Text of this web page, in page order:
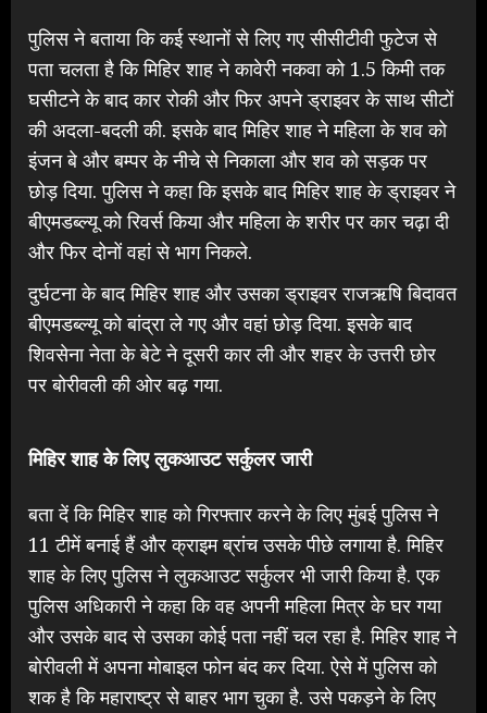
पुलिस ने बताया कि कई स्थानों से लिए गए सीसीटीवी फुटेज से
पता चलता है कि मिहिर शाह ने कावेरी नकवा को 1.5 किमी तक
घसीटने के बाद कार रोकी और फिर अपने ड्राइवर के साथ सीटों
की अदला-बदली की. इसके बाद मिहिर शाह ने महिला के शव को
इंजन बे और बम्पर के नीचे से निकाला और शव को सड़क पर
छोड़ दिया. पुलिस ने कहा कि इसके बाद मिहिर शाह के ड्राइवर ने
बीएमडब्ल्यू को रिवर्स किया और महिला के शरीर पर कार चढ़ा दी
और फिर दोनों वहां से भाग निकले.
दुर्घटना के बाद मिहिर शाह और उसका ड्राइवर राजऋषि बिदावत
बीएमडब्ल्यू को बांद्रा ले गए और वहां छोड़ दिया. इसके बाद
शिवसेना नेता के बेटे ने दूसरी कार ली और शहर के उत्तरी छोर
पर बोरीवली की ओर बढ़ गया.
मिहिर शाह के लिए लुकआउट सर्कुलर जारी
बता दें कि मिहिर शाह को गिरफ्तार करने के लिए मुंबई पुलिस ने
11 टीमें बनाई हैं और क्राइम ब्रांच उसके पीछे लगाया है. मिहिर
शाह के लिए पुलिस ने लुकआउट सर्कुलर भी जारी किया है. एक
पुलिस अधिकारी ने कहा कि वह अपनी महिला मित्र के घर गया
और उसके बाद से उसका कोई पता नहीं चल रहा है. मिहिर शाह ने
बोरीवली में अपना मोबाइल फोन बंद कर दिया. ऐसे में पुलिस को
शक है कि महाराष्ट्र से बाहर भाग चुका है. उसे पकड़ने के लिए